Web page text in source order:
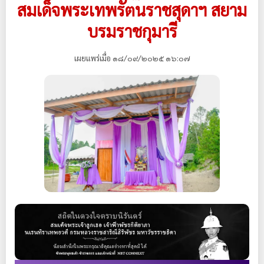
สมเด็จพระเทพรัตนราชสุดาฯ สยาม
บรมราชกุมารี
เผยแพร่เมื่อ ๑๘/๐๙/๒๐๒๕ ๑๖:๐๗